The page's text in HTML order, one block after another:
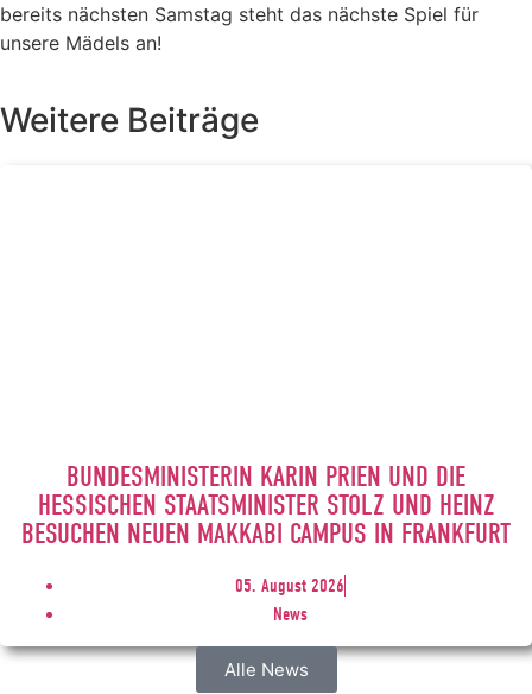
bereits nächsten Samstag steht das nächste Spiel für
unsere Mädels an!
Weitere Beiträge
BUNDESMINISTERIN KARIN PRIEN UND DIE
HESSISCHEN STAATSMINISTER STOLZ UND HEINZ
BESUCHEN NEUEN MAKKABI CAMPUS IN FRANKFURT
05. August 2026
News
Alle News